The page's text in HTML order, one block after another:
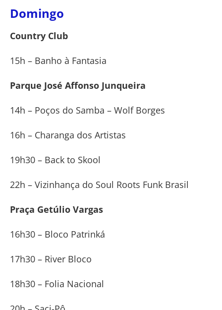
Domingo
Country Club
15h – Banho à Fantasia
Parque José Affonso Junqueira
14h – Poços do Samba – Wolf Borges
16h – Charanga dos Artistas
19h30 – Back to Skool
22h – Vizinhança do Soul Roots Funk Brasil
Praça Getúlio Vargas
16h30 – Bloco Patrinká
17h30 – River Bloco
18h30 – Folia Nacional